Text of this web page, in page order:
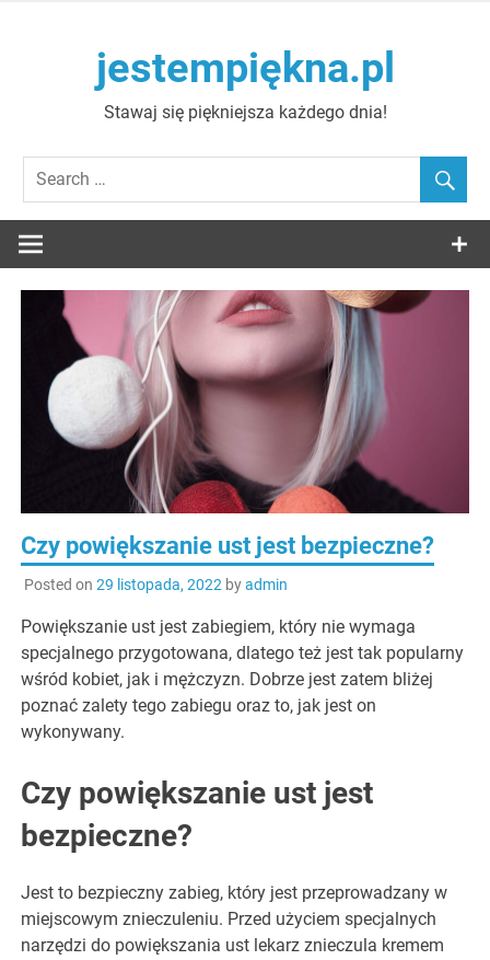
jestempiękna.pl
Stawaj się piękniejsza każdego dnia!
Czy powiększanie ust jest bezpieczne?
Posted on 29 listopada, 2022 byadmin
Powiększanie ust jest zabiegiem, który nie wymaga
specjalnego przygotowana, dlatego też jest tak popularny
wśród kobiet, jak i mężczyzn. Dobrze jest zatem bliżej
poznać zalety tego zabiegu oraz to, jak jest on
wykonywany.
Czy powiększanie ust jest
bezpieczne?
Jest to bezpieczny zabieg, który jest przeprowadzany w
miejscowym znieczuleniu. Przed użyciem specjalnych
narzędzi do powiększania ust lekarz znieczula kremem